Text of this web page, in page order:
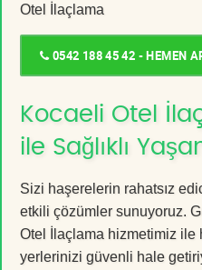
Otel İlaçlama
0542 188 45 42 - HEMEN
Kocaeli Otel
ile Sağlıklı
Sizi haşerelerin rahatsız
etkili çözümler sunuyoruz.
Otel İlaçlama hizmetimiz ile
yerlerinizi güvenli hale